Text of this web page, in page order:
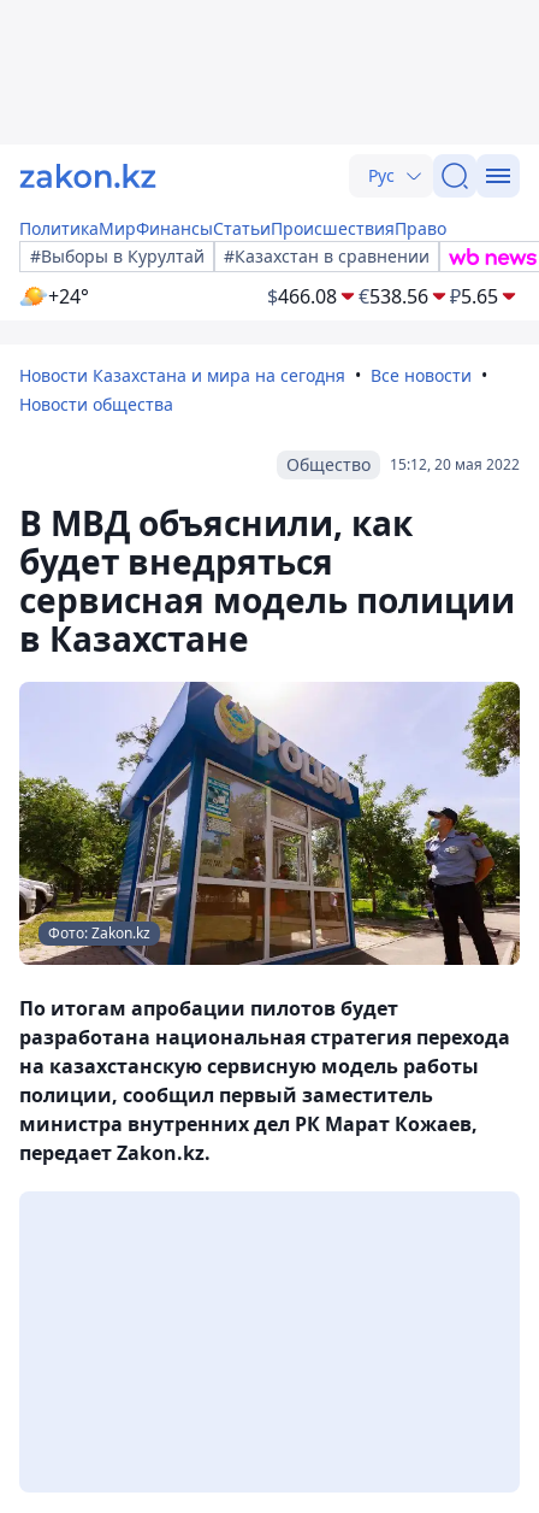
Рус
ПолитикаМирФинансыСтатьиПроисшествияПраво
#Выборы в Курултай
#Казахстан в сравнении
+24° $466.08 €538.56 ₽5.65
Новости Казахстана и мира на сегодня
Все новости
Новости общества
15:12, 20 мая 2022
Общество
В МВД объяснили, как
будет внедряться
сервисная модель полиции
в Казахстане
Фото: Zakon.kz
По итогам апробации пилотов будет
разработана национальная стратегия перехода
на казахстанскую сервисную модель работы
полиции, сообщил первый заместитель
министра внутренних дел РК Марат Кожаев,
передает Zakon.kz.